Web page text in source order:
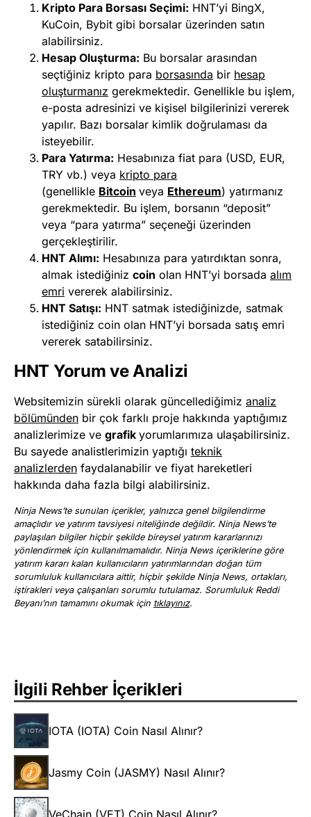
Kripto Para Borsası Seçimi: HNT’yi BingX,
KuCoin, Bybit gibi borsalar üzerinden satın
alabilirsiniz.
Hesap Oluşturma: Bu borsalar arasından
seçtiğiniz kripto para borsasında bir hesap
oluşturmanız gerekmektedir. Genellikle bu işlem,
e-posta adresinizi ve kişisel bilgilerinizi vererek
yapılır. Bazı borsalar kimlik doğrulaması da
isteyebilir.
Para Yatırma: Hesabınıza fiat para (USD, EUR,
TRY vb.) veya kripto para
(genellikle Bitcoin veya Ethereum) yatırmanız
gerekmektedir. Bu işlem, borsanın “deposit”
veya “para yatırma” seçeneği üzerinden
gerçekleştirilir.
HNT Alımı: Hesabınıza para yatırdıktan sonra,
almak istediğiniz coin olan HNT’yi borsada alım
emri vererek alabilirsiniz.
HNT Satışı: HNT satmak istediğinizde, satmak
istediğiniz coin olan HNT’yi borsada satış emri
vererek satabilirsiniz.
HNT Yorum ve Analizi
Websitemizin sürekli olarak güncellediğimiz analiz
bölümünden bir çok farklı proje hakkında yaptığımız
analizlerimize ve grafik yorumlarımıza ulaşabilirsiniz.
Bu sayede analistlerimizin yaptığı teknik
analizlerden faydalanabilir ve fiyat hareketleri
hakkında daha fazla bilgi alabilirsiniz.
Ninja News’te sunulan içerikler, yalnızca genel bilgilendirme
amaçlıdır ve yatırım tavsiyesi niteliğinde değildir. Ninja News’te
paylaşılan bilgiler hiçbir şekilde bireysel yatırım kararlarınızı
yönlendirmek için kullanılmamalıdır. Ninja News içeriklerine göre
yatırım kararı kalan kullanıcıların yatırımlarından doğan tüm
sorumluluk kullanıcılara aittir, hiçbir şekilde Ninja News, ortakları,
iştirakleri veya çalışanları sorumlu tutulamaz. Sorumluluk Reddi
Beyanı’nın tamamını okumak için tıklayınız.
İlgili Rehber İçerikleri
IOTA (IOTA) Coin Nasıl Alınır?
Jasmy Coin (JASMY) Nasıl Alınır?